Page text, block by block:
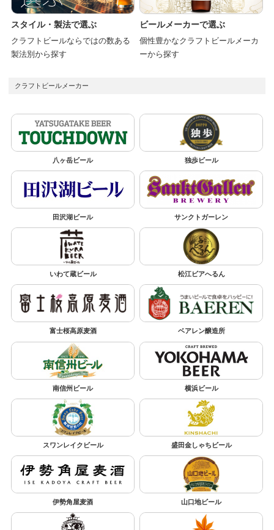
スタイル・製法で選ぶ
クラフトビールならではの数ある
製法別から探す
ビールメーカーで選ぶ
個性豊かなクラフトビールメーカ
ーから探す
クラフトビールメーカー
八ヶ岳ビール 独歩ビール
田沢湖ビール サンクトガーレン
いわて蔵ビール 松江ビアへるん
富士桜高原麦酒 ベアレン醸造所
南信州ビール 横浜ビール
スワンレイクビール 盛田金しゃちビール
伊勢角屋麦酒 山口地ビール